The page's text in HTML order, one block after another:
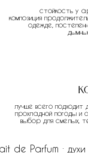
стойкость у
композиция
одежде,
лучше всего подходит
прохладной погоды и
выбор для смелых,
de Parfum · духи